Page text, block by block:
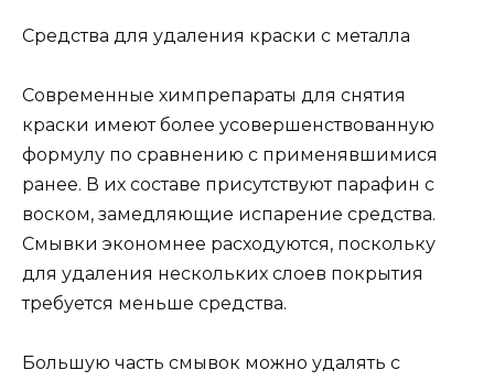
Средства для удаления краски с металла
Современные химпрепараты для снятия
краски имеют более усовершенствованную
формулу по сравнению с применявшимися
ранее. В их составе присутствуют парафин с
воском, замедляющие испарение средства.
Смывки экономнее расходуются, поскольку
для удаления нескольких слоев покрытия
требуется меньше средства.
Большую часть смывок можно удалять с